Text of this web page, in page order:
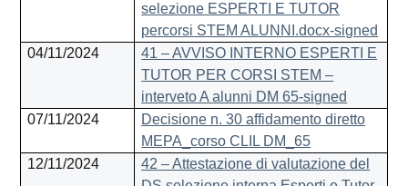
selezione ESPERTI E TUTOR
percorsi STEM ALUNNI.docx-signed
04/11/2024
41 – AVVISO INTERNO ESPERTI E
TUTOR PER CORSI STEM –
interveto A alunni DM 65-signed
07/11/2024
Decisione n. 30 affidamento diretto
MEPA_corso CLIL DM_65
12/11/2024
42 – Attestazione di valutazione del